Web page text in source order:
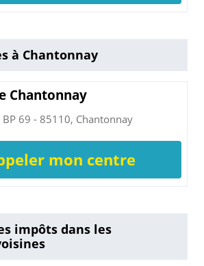
à Chantonnay
Chantonnay
69 - 85110, Chantonnay
mon centre
impôts dans les